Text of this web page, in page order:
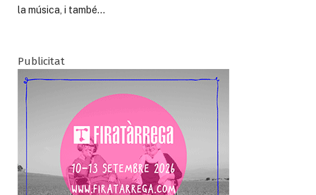
la música, i també…
Publicitat